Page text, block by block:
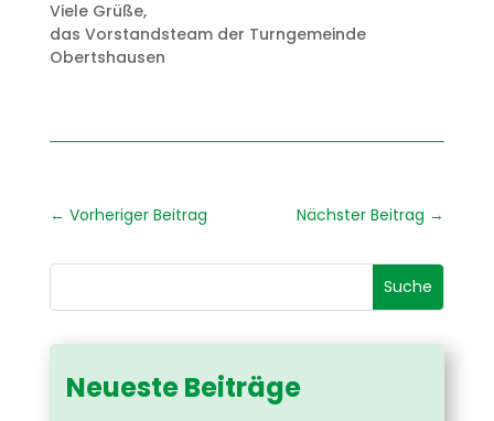
Viele Grüße,
das Vorstandsteam der Turngemeinde
Obertshausen
← Vorheriger Beitrag Nächster Beitrag →
Neueste Beiträge